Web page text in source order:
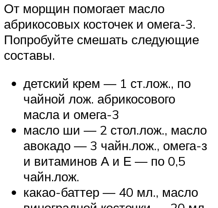
От морщин помогает масло
абрикосовых косточек и омега-3.
Попробуйте смешать следующие
составы.
детский крем — 1 ст.лож., по
чайной лож. абрикосового
масла и омега-3
масло ши — 2 стол.лож., масло
авокадо — 3 чайн.лож., омега-з
и витаминов А и Е — по 0,5
чайн.лож.
какао-баттер — 40 мл., масло